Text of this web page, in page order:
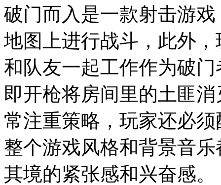
破门而入是一款射击游
地图上进行战斗，此外
和队友一起工作作为破
即开枪将房间里的土匪
常注重策略，玩家还必
整个游戏风格和背景音
其境的紧张感和兴奋感。